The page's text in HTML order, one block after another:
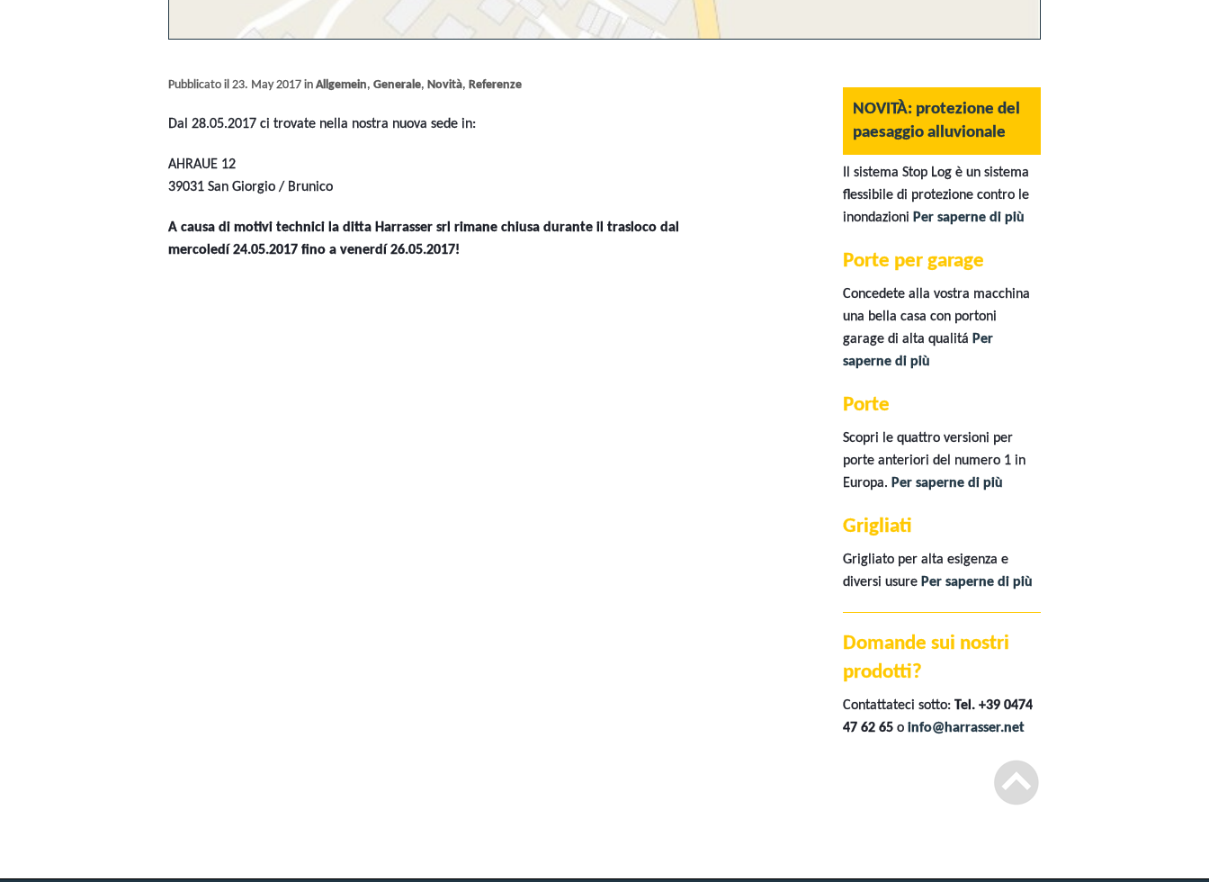
Pubblicato il 23. May 2017 in Allgemein, Generale, Novità, Referenze
Dal 28.05.2017 ci trovate nella nostra nuova sede in:
AHRAUE 12
39031 San Giorgio / Brunico
A causa di motivi technici la ditta Harrasser srl rimane chiusa durante il trasloco dal
mercoledí 24.05.2017 fino a venerdí 26.05.2017!
NOVITÀ: protezione del
paesaggio alluvionale
Il sistema Stop Log è un sistema
flessibile di protezione contro le
inondazioni Per saperne di più
Porte per garage
Concedete alla vostra macchina
una bella casa con portoni
garage di alta qualitá Per
saperne di più
Porte
Scopri le quattro versioni per
porte anteriori del numero 1 in
Europa. Per saperne di più
Grigliati
Grigliato per alta esigenza e
diversi usure Per saperne di più
Domande sui nostri
prodotti?
Contattateci sotto: Tel. +39 0474
47 62 65 o info@harrasser.net